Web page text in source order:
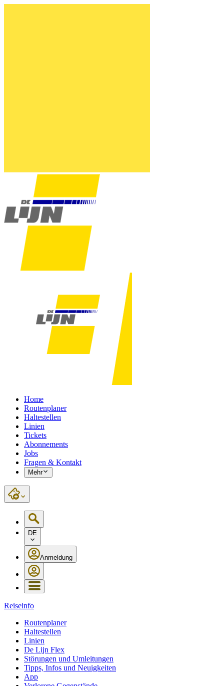
Home
Routenplaner
Haltestellen
Linien
Tickets
Abonnements
Jobs
Fragen & Kontakt
Mehr
DE
Anmeldung
Reiseinfo
Routenplaner
Haltestellen
Linien
De Lijn Flex
Störungen und Umleitungen
Tipps, Infos und Neuigkeiten
App